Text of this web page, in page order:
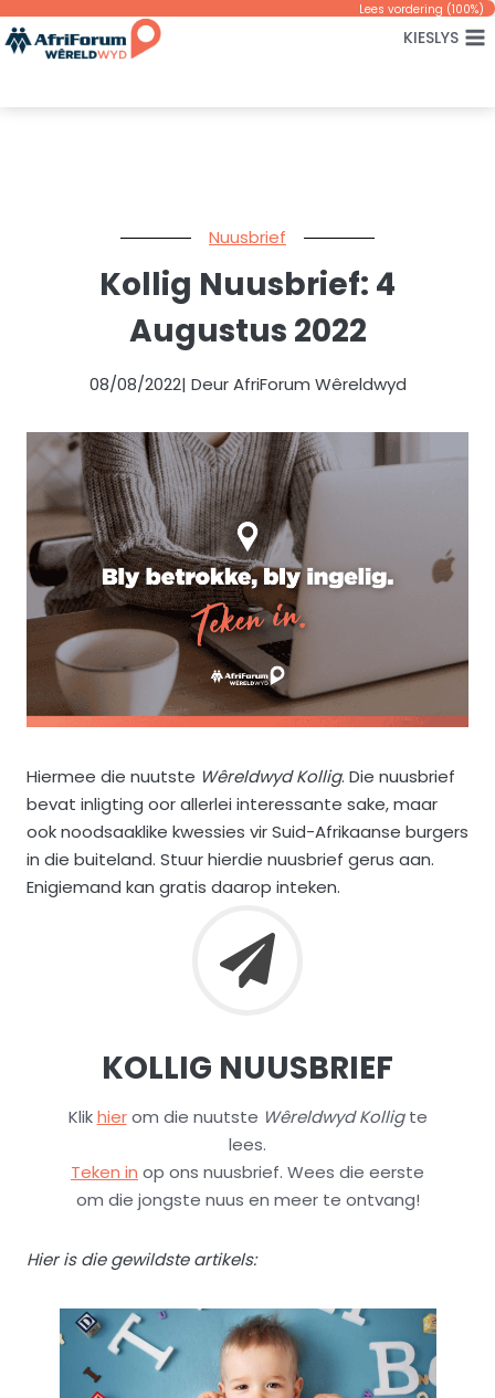
Skip
to
Lees vordering (100%)
KIESLYS
Nuusbrief
Kollig Nuusbrief: 4
Augustus 2022
08/08/2022| Deur AfriForum Wêreldwyd
Hiermee die nuutste Wêreldwyd Kollig. Die nuusbrief
bevat inligting oor allerlei interessante sake, maar
ook noodsaaklike kwessies vir Suid-Afrikaanse burgers
in die buiteland. Stuur hierdie nuusbrief gerus aan.
Enigiemand kan gratis daarop inteken.
KOLLIG NUUSBRIEF
Klikhierom die nuutste Wêreldwyd Kolligte
lees.
Teken in op ons nuusbrief. Wees die eerste
om die jongste nuus en meer te ontvang!
Hier is die gewildste artikels: